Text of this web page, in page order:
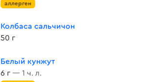
аллерген
Колбаса сальчичон
50 г
Белый кунжут
6 г — 1 ч. л.